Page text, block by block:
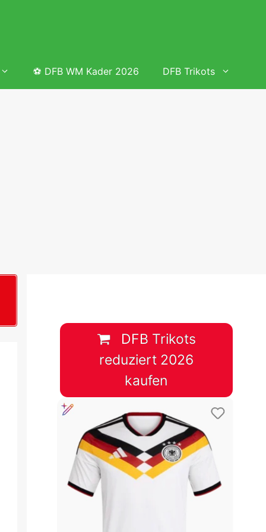
&
&
Tabelle
⚽ DFB WM Kader 2026 DFB Trikots
DFB Trikots
reduziert 2026
kaufen